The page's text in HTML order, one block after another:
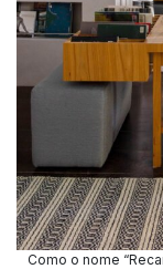
Como o nome